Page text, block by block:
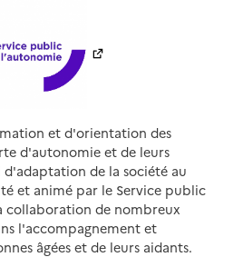
et d'orientation des
d'autonomie et de leurs
de la société au
et animé par le Service public
collaboration de nombreux
l'accompagnement et
âgées et de leurs aidants.